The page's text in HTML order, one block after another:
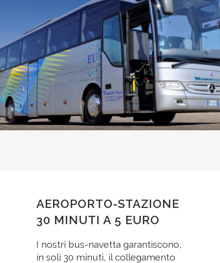
AEROPORTO-STAZIONE
30 MINUTI A 5 EURO
I nostri bus-navetta garantiscono,
in soli 30 minuti, il collegamento